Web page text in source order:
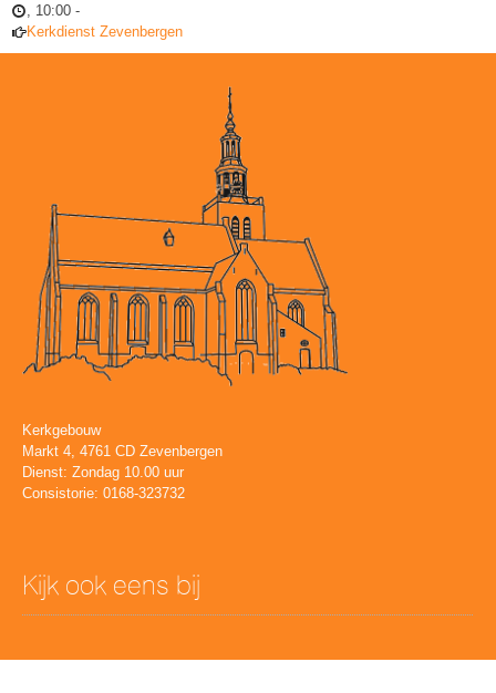
, 10:00 -
Kerkdienst Zevenbergen
Kerkgebouw
Markt 4, 4761 CD Zevenbergen
Dienst: Zondag 10.00 uur
Consistorie: 0168-323732
Kijk ook eens bij